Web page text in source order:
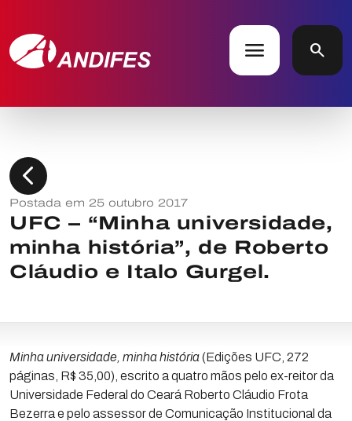
menu search
chevron_left
Postada em 25 outubro 2017
UFC – “Minha universidade,
minha história”, de Roberto
Cláudio e Italo Gurgel.
Minha universidade, minha história(Edições UFC, 272
páginas, R$ 35,00), escrito a quatro mãos pelo ex-reitor da
Universidade Federal do Ceará Roberto Cláudio Frota
Bezerra e pelo assessor de Comunicação Institucional da